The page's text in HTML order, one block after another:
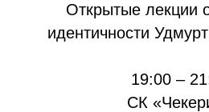
Открытые лекции
идентичности
19:00 –
СК